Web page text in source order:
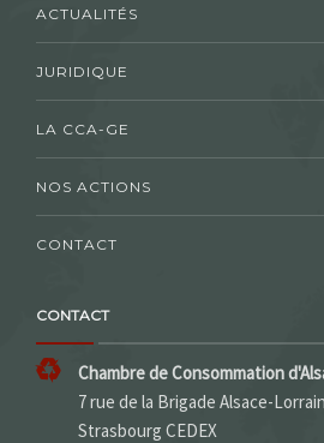
ACTUALITÉS
JURIDIQUE
LA CCA-GE
NOS ACTIONS
CONTACT
CONTACT
Chambre de Consommation
7 rue de la Brigade Alsace-
Strasbourg CEDEX